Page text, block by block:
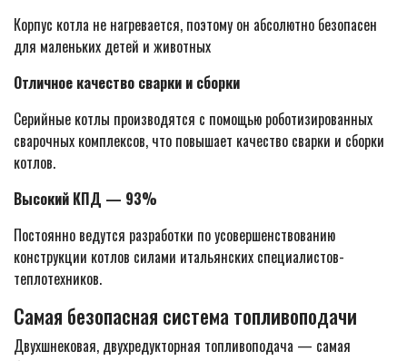
Корпус котла не нагревается, поэтому он абсолютно безопасен
для маленьких детей и животных
Отличное качество сварки и сборки
Серийные котлы производятся с помощью роботизированных
сварочных комплексов, что повышает качество сварки и сборки
котлов.
Высокий КПД — 93%
Постоянно ведутся разработки по усовершенствованию
конструкции котлов силами итальянских специалистов-
теплотехников.
Самая безопасная система топливоподачи
Двухшнековая, двухредукторная топливоподача — самая